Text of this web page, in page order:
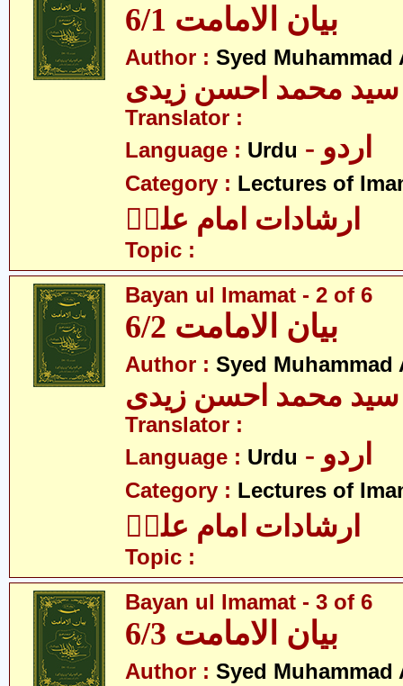
بیان الامامت 6/1
Author : Syed Muhammad
سید محمد احسن زیدی
Translator :
Language : Urdu - اردو
Category : Lectures of
ارشادات امام علیؑ
Topic :
Bayan ul Imamat - 2 of 6
بیان الامامت 6/2
Author : Syed Muhammad
سید محمد احسن زیدی
Translator :
Language : Urdu - اردو
Category : Lectures of
ارشادات امام علیؑ
Topic :
Bayan ul Imamat - 3 of 6
بیان الامامت 6/3
Author : Syed Muhammad